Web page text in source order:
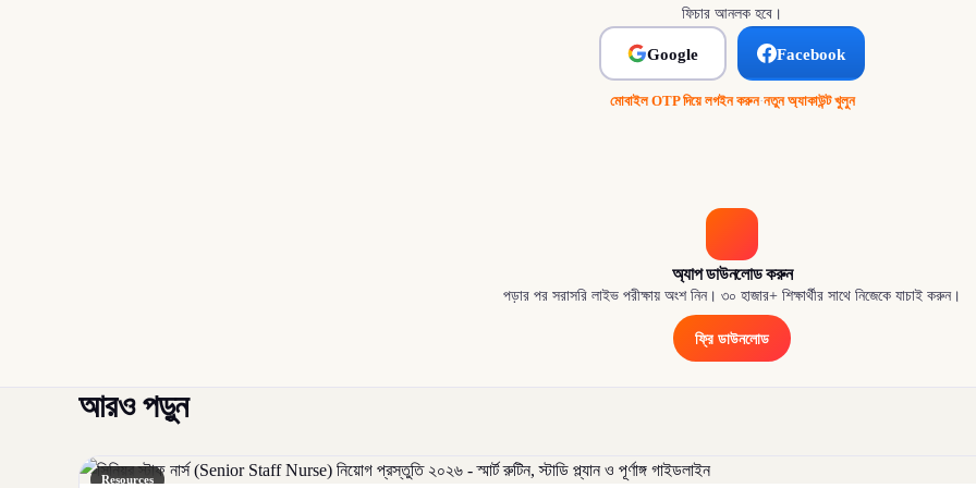
ফিচার আনলক হবে।
Google Facebook
মোবাইল OTP দিয়ে লগইন করুন·নতুন অ্যাকাউন্ট খুলুন
অ্যাপ ডাউনলোড করুন
পড়ার পর সরাসরি লাইভ পরীক্ষায় অংশ নিন। ৩০ হাজার+ শিক্ষার্থীর সাথে নিজেকে যাচাই করুন।
ফ্রি ডাউনলোড
আরও পড়ুন
Resources